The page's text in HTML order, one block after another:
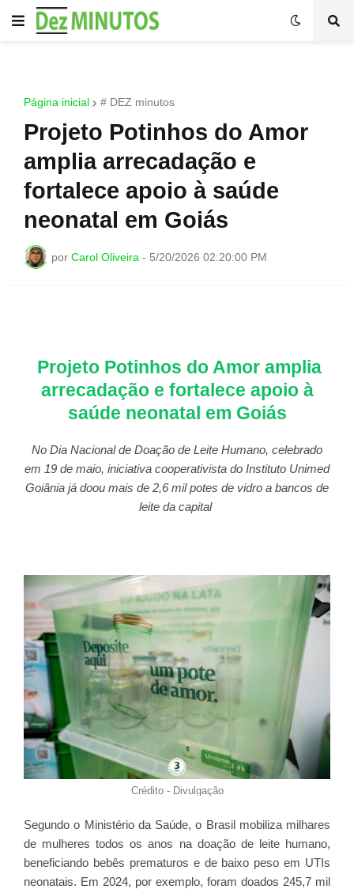
Página inicial # DEZ minutos
Projeto Potinhos do Amor
amplia arrecadação e
fortalece apoio à saúde
neonatal em Goiás
por Carol Oliveira - 5/20/2026 02:20:00 PM
Projeto Potinhos do Amor amplia
arrecadação e fortalece apoio à
saúde neonatal em Goiás
No Dia Nacional de Doação de Leite Humano, celebrado
em 19 de maio, iniciativa cooperativista do Instituto Unimed
Goiânia já doou mais de 2,6 mil potes de vidro a bancos de
leite da capital
Crédito - Divulgação
Segundo o Ministério da Saúde, o Brasil mobiliza milhares
de mulheres todos os anos na doação de leite humano,
beneficiando bebês prematuros e de baixo peso em UTIs
neonatais. Em 2024, por exemplo, foram doados 245,7 mil